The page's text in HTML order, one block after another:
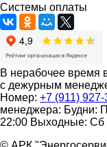
Системы оплаты
В нерабочее время
с дежурным
Номер: +7 (911)
менеджера: Будни:
22:00 Выходные: Сб